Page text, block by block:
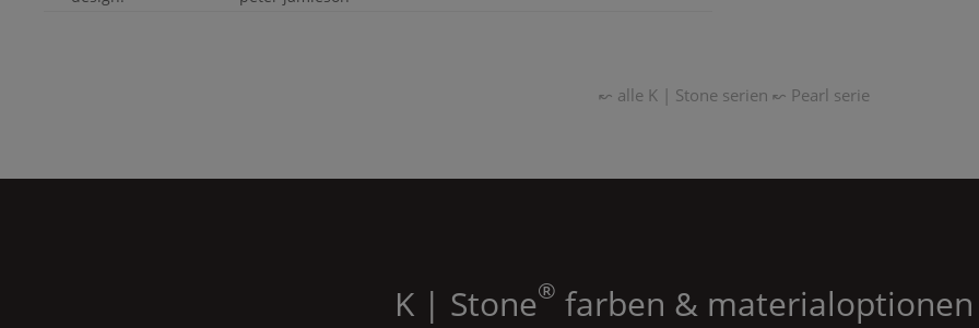
↜ alle K | Stoneserien ↜ Pearl serie
K | Stone® farben & materialoptionen